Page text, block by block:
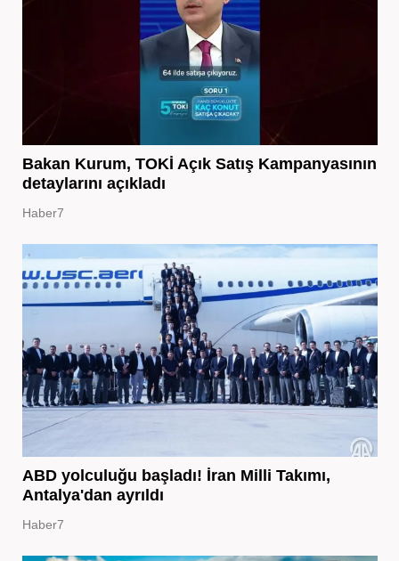
Bakan Kurum, TOKİ Açık Satış Kampanyasının
detaylarını açıkladı
Haber7
ABD yolculuğu başladı! İran Milli Takımı,
Antalya'dan ayrıldı
Haber7